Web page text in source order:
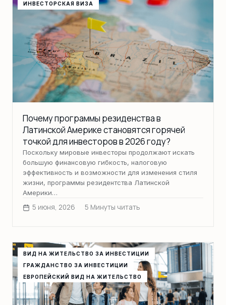
ИНВЕСТОРСКАЯ ВИЗА
Почему программы резиденства в
Латинской Америке становятся горячей
точкой для инвесторов в 2026 году?
Поскольку мировые инвесторы продолжают искать
большую финансовую гибкость, налоговую
эффективность и возможности для изменения стиля
жизни, программы резидентства Латинской
Америки…
5 июня, 2026 5 Минуты читать
ВИД НА ЖИТЕЛЬСТВО ЗА ИНВЕСТИЦИИ
ГРАЖДАНСТВО ЗА ИНВЕСТИЦИИ
ЕВРОПЕЙСКИЙ ВИД НА ЖИТЕЛЬСТВО